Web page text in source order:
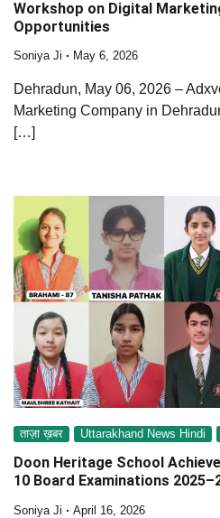
Workshop on Digital
Opportunities
Soniya Ji May 6, 2026
Dehradun, May 06, 2026 –
Marketing Company in
[…]
ताज़ा ख़बर Uttarakhand News Hindi
Doon Heritage School
10 Board Examinations
Soniya Ji April 16, 2026